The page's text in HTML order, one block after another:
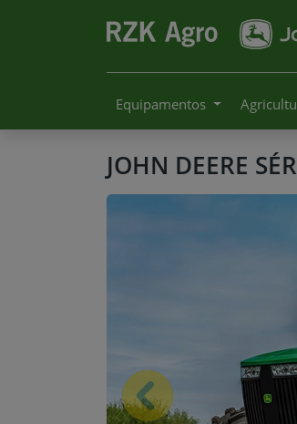
Equipamentos
JOHN DEERE
Anterior